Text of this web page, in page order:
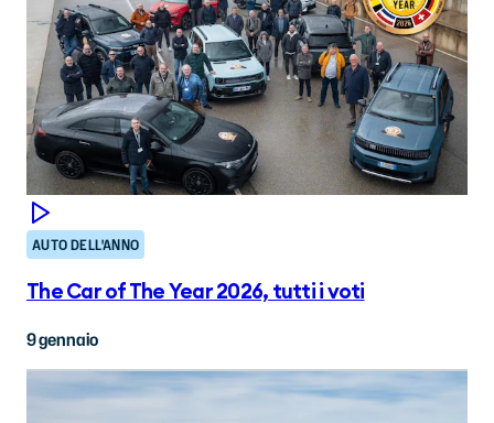
AUTO DELL'ANNO
The Car of The Year 2026, tutti i voti
9 gennaio